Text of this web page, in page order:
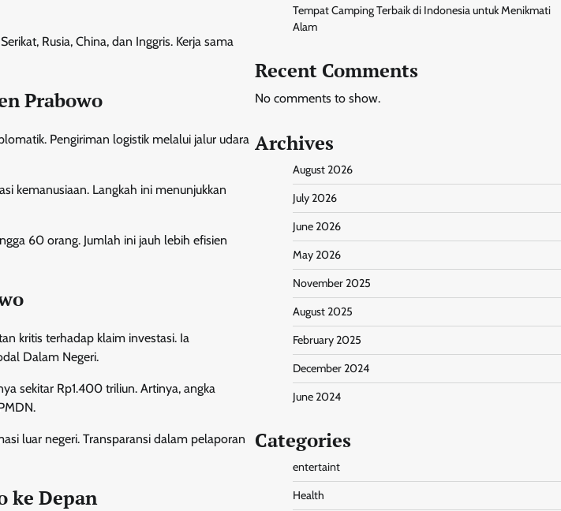
Rusia, China, dan Inggris. Kerja sama
Prabowo
Pengiriman logistik melalui jalur udara
kemanusiaan. Langkah ini menunjukkan
60 orang. Jumlah ini jauh lebih efisien
kritis terhadap klaim investasi. Ia
Dalam Negeri.
sekitar Rp1.400 triliun. Artinya, angka
luar negeri. Transparansi dalam pelaporan
ke Depan
Tempat Camping Terbaik di Indonesia untuk Menikmati
Alam
Recent Comments
No comments to show.
Archives
August 2026
July 2026
June 2026
May 2026
November 2025
August 2025
February 2025
December 2024
June 2024
Categories
entertaint
Health